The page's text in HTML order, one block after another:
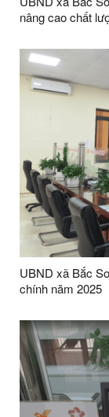
nâng cao chất
UBND xã Bắc
chính năm 2025